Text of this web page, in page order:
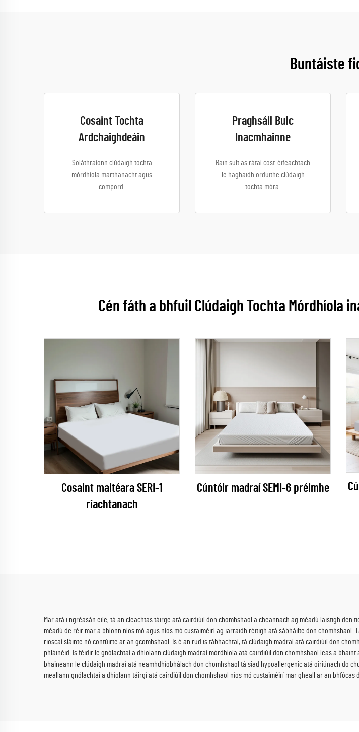
Buntáiste
Cosaint Tochta
Ardchaighdeáin
Soláthraíonn clúdaigh tochta
mórdhíola marthanacht agus
compord.
Praghsáil Bulc
Inacmhainne
Bain sult as rátaí cost-éifeachtach
le haghaidh orduithe clúdaigh
tochta móra.
Cén fáth a bhfuil Clúdaigh Tochta Mórdhíola
Cosaint maitéara SERI-1
riachtanach
Cúntóir madraí SEMI-6 préimhe
Mar atá i ngréasán eile, tá an cleachtas táirge atá cairdiúil don chomhshaol a cheannach ag méadú laistigh
méadú de réir mar a bhíonn níos mó agus níos mó custaiméirí ag iarraidh réitigh atá sábháilte don
rioscaí sláinte nó contúirte ar an gcomhshaol. Is é an rud is tábhachtaí, tá clúdaigh madraí atá cairdiúil don
phláinéid. Is féidir le gnólachtaí a dhíolann clúdaigh madraí mórdhíola atá cairdiúil don chomhshaol leas a
bhaineann le clúdaigh madraí atá neamhdhíobhálach don chomhshaol tá siad hypoallergenic atá oiriúnach do
meallann gnólachtaí a dhíolann táirgí atá cairdiúil don chomhshaol níos mó custaiméirí mar gheall ar an bhfócas